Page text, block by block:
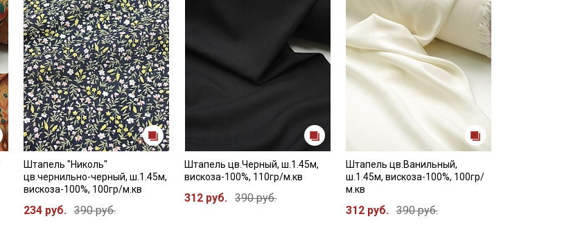
Штапель "Николь"
цв.чернильно-черный, ш.1.45м,
вискоза-100%, 100гр/м.кв
234 руб. 390 руб.
Штапель цв.Черный, ш.1.45м,
вискоза-100%, 110гр/м.кв
312 руб. 390 руб.
Штапель цв.Ванильный,
ш.1.45м, вискоза-100%, 100гр/
м.кв
312 руб. 390 руб.